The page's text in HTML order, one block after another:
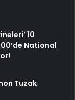
10
National
Tuzak